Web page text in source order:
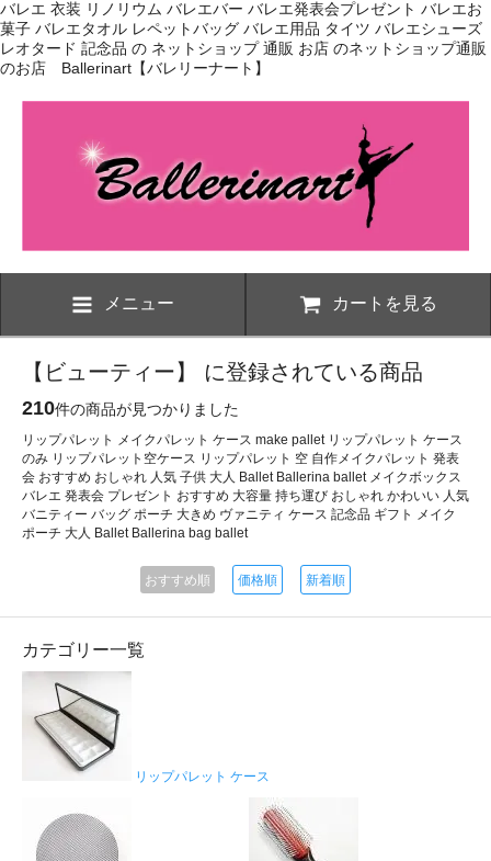
バレエ 衣装 リノリウム バレエバー バレエ発表会プレゼント バレエお
菓子 バレエタオル レペットバッグ バレエ用品 タイツ バレエシューズ
レオタード 記念品 の ネットショップ 通販 お店 のネットショップ通販
のお店 Ballerinart【バレリーナート】
メニュー カートを見る
【ビューティー】 に登録されている商品
210件の商品が見つかりました
リップパレット メイクパレット ケース make pallet リップパレット ケース
のみ リップパレット空ケース リップパレット 空 自作メイクパレット 発表
会 おすすめ おしゃれ 人気 子供 大人 Ballet Ballerina ballet メイクボックス
バレエ 発表会 プレゼント おすすめ 大容量 持ち運び おしゃれ かわいい 人気
バニティー バッグ ポーチ 大きめ ヴァニティ ケース 記念品 ギフト メイク
ポーチ 大人 Ballet Ballerina bag ballet
おすすめ順 価格順 新着順
カテゴリー一覧
リップパレット ケース